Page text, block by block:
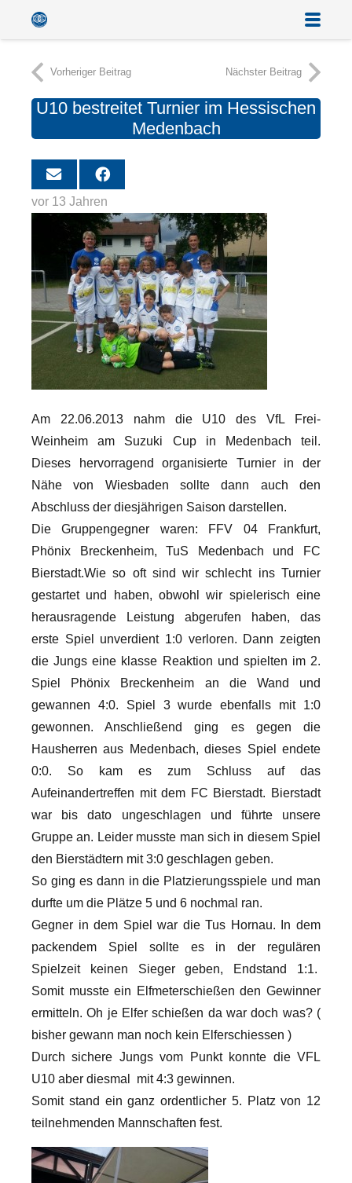
Vorheriger Beitrag Nächster Beitrag
U10 bestreitet Turnier im Hessischen
Medenbach
vor 13 Jahren
Am 22.06.2013 nahm die U10 des VfL Frei-
Weinheim am Suzuki Cup in Medenbach teil.
Dieses hervorragend organisierte Turnier in der
Nähe von Wiesbaden sollte dann auch den
Abschluss der diesjährigen Saison darstellen.
Die Gruppengegner waren: FFV 04 Frankfurt,
Phönix Breckenheim, TuS Medenbach und FC
Bierstadt.Wie so oft sind wir schlecht ins Turnier
gestartet und haben, obwohl wir spielerisch eine
herausragende Leistung abgerufen haben, das
erste Spiel unverdient 1:0 verloren. Dann zeigten
die Jungs eine klasse Reaktion und spielten im 2.
Spiel Phönix Breckenheim an die Wand und
gewannen 4:0. Spiel 3 wurde ebenfalls mit 1:0
gewonnen. Anschließend ging es gegen die
Hausherren aus Medenbach, dieses Spiel endete
0:0. So kam es zum Schluss auf das
Aufeinandertreffen mit dem FC Bierstadt. Bierstadt
war bis dato ungeschlagen und führte unsere
Gruppe an. Leider musste man sich in diesem Spiel
den Bierstädtern mit 3:0 geschlagen geben.
So ging es dann in die Platzierungsspiele und man
durfte um die Plätze 5 und 6 nochmal ran.
Gegner in dem Spiel war die Tus Hornau. In dem
packendem Spiel sollte es in der regulären
Spielzeit keinen Sieger geben, Endstand 1:1.
Somit musste ein Elfmeterschießen den Gewinner
ermitteln. Oh je Elfer schießen da war doch was? (
bisher gewann man noch kein Elferschiessen )
Durch sichere Jungs vom Punkt konnte die VFL
U10 aber diesmal mit 4:3 gewinnen.
Somit stand ein ganz ordentlicher 5. Platz von 12
teilnehmenden Mannschaften fest.